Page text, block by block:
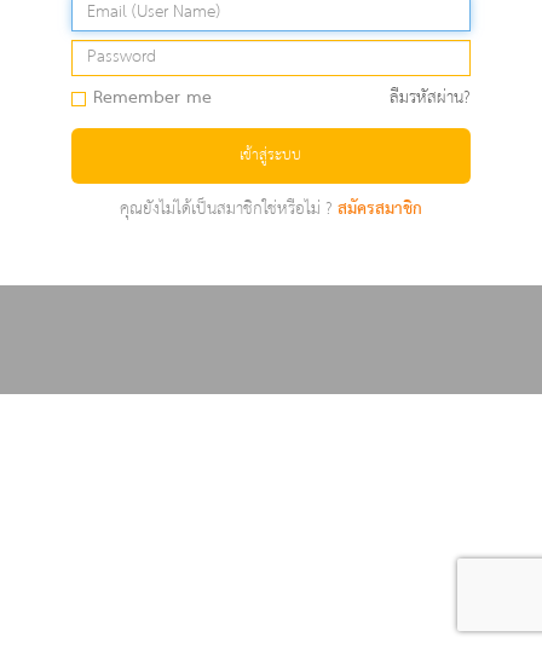
Remember me ลืมรหัสผ่าน?
เข้าสู่ระบบ
คุณยังไม่ได้เป็นสมาชิกใช่หรือไม่ ?สมัครสมาชิก